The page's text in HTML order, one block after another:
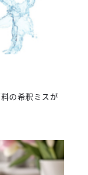
の希釈ミスが